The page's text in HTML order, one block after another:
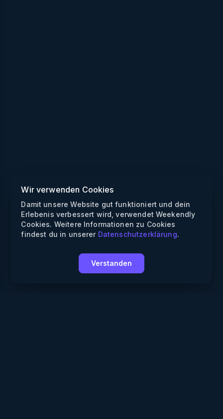
Wir verwenden Cookies
Damit unsere Website gut funktioniert und dein
Erlebenis verbessert wird, verwendet Weekendly
Cookies. Weitere Informationen zu Cookies
findest du in unserer Datenschutzerklärung.
Verstanden